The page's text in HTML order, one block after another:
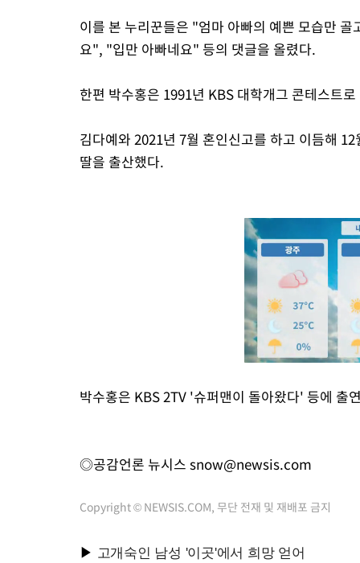
이를 본 누리꾼들은 "엄마 아빠의 예쁜 모습만
요", "입만 아빠네요" 등의 댓글을 올렸다.
한편 박수홍은 1991년 KBS 대학개그 콘테스트
김다예와 2021년 7월 혼인신고를 하고 이듬해
딸을 출산했다.
박수홍은 KBS 2TV '슈퍼맨이 돌아왔다' 등에 출
◎공감언론 뉴시스 snow@newsis.com
Copyright © NEWSIS.COM, 무단 전재 및 재배포 금지